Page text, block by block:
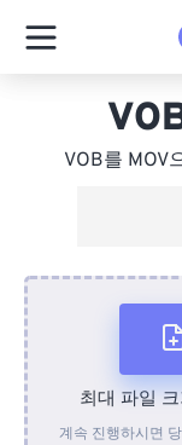
VOB를 MOV
최대 파일 크
계속 진행하시면